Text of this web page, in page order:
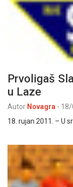
Prvoligaš
u Laze
Autor Novagra - 18/
18. rujan 2011. – U